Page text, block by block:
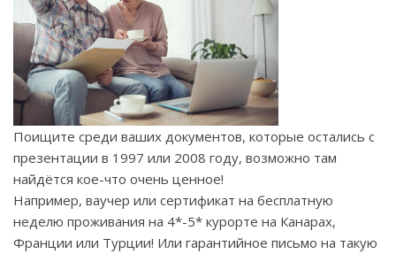
Поищите среди ваших документов, которые остались с
презентации в 1997 или 2008 году, возможно там
найдётся кое-что очень ценное!
Например, ваучер или сертификат на бесплатную
неделю проживания на 4*-5* курорте на Канарах,
Франции или Турции! Или гарантийное письмо на такую